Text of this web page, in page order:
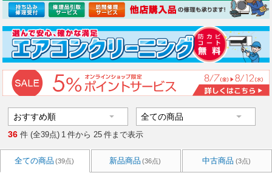
36 件 (全39点) 1 件から 25 件まで表示
全ての商品 (39点) 新品商品 (36点) 中古商品 (3点)